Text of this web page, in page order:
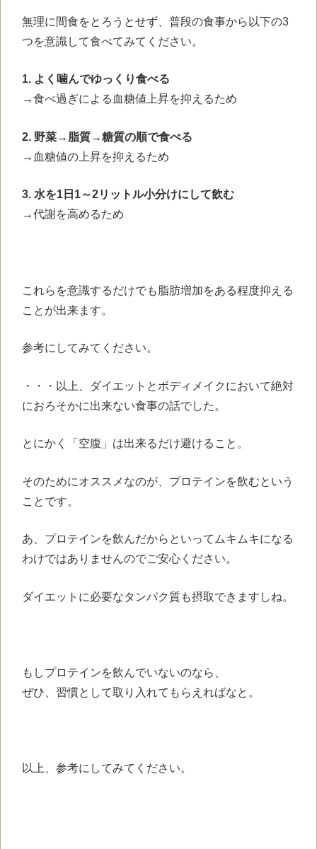
無理に間食をとろうとせず、普段の食事から以下の3
つを意識して食べてみてください。
1. よく噛んでゆっくり食べる
→食べ過ぎによる血糖値上昇を抑えるため
2. 野菜→脂質→糖質の順で食べる
→血糖値の上昇を抑えるため
3. 水を1日1～2リットル小分けにして飲む
→代謝を高めるため
これらを意識するだけでも脂肪増加をある程度抑える
ことが出来ます。
参考にしてみてください。
・・・以上、ダイエットとボディメイクにおいて絶対
におろそかに出来ない食事の話でした。
とにかく「空腹」は出来るだけ避けること。
そのためにオススメなのが、プロテインを飲むという
ことです。
あ、プロテインを飲んだからといってムキムキになる
わけではありませんのでご安心ください。
ダイエットに必要なタンパク質も摂取できますしね。
もしプロテインを飲んでいないのなら、
ぜひ、習慣として取り入れてもらえればなと。
以上、参考にしてみてください。